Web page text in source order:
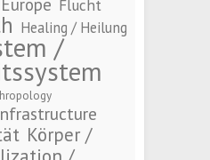
Europe Flucht
Healing / Heilung
/
Körper /